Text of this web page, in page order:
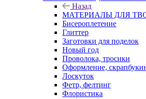
Назад
МАТЕРИАЛЫ ДЛЯ
Бисероплетение
Глиттер
Заготовки для поделок
Новый год
Проволока, тросики
Оформление,
Лоскуток
Фетр, фелтинг
Флористика